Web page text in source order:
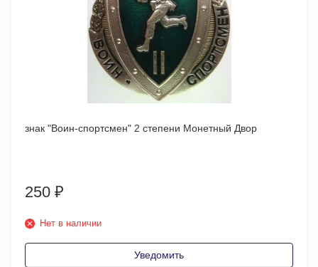
знак "Воин-спортсмен" 2 степени Монетный Двор
250 ₽
Нет в наличии
Уведомить